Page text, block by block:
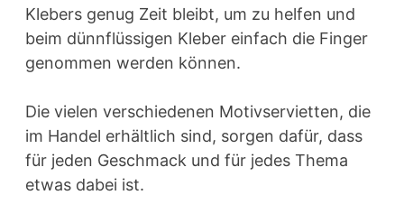
Klebers genug Zeit bleibt, um zu helfen und
beim dünnflüssigen Kleber einfach die Finger
genommen werden können.
Die vielen verschiedenen Motivservietten, die
im Handel erhältlich sind, sorgen dafür, dass
für jeden Geschmack und für jedes Thema
etwas dabei ist.